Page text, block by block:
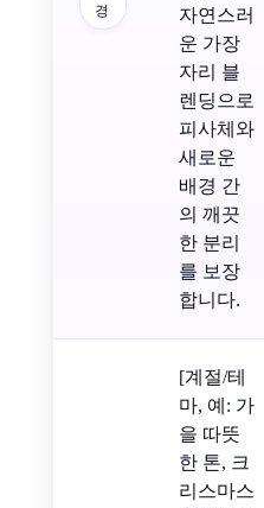
경
자연스러
운 가장
자리 블
렌딩으로
피사체와
새로운
배경 간
의 깨끗
한 분리
를 보장
합니다.
[계절/테
마, 예: 가
을 따뜻
한 톤, 크
리스마스